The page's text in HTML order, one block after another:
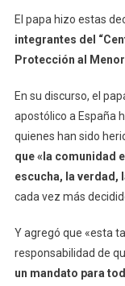
El papa hizo estas
integrantes del
Protección al
En su discurso, el
apostólico a España
quienes han sido
que «la comunidad
escucha, la verdad,
cada vez más
Y agregó que «esta
responsabilidad de
un mandato para